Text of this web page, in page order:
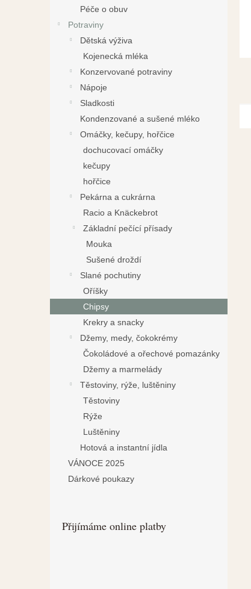
Péče o obuv
Potraviny
Dětská výživa
Kojenecká mléka
Konzervované potraviny
Nápoje
Sladkosti
Kondenzované a sušené mléko
Omáčky, kečupy, hořčice
dochucovací omáčky
kečupy
hořčice
Pekárna a cukrárna
Racio a Knäckebrot
Základní pečící přísady
Mouka
Sušené droždí
Slané pochutiny
Oříšky
Chipsy
Krekry a snacky
Džemy, medy, čokokrémy
Čokoládové a ořechové pomazánky
Džemy a marmelády
Těstoviny, rýže, luštěniny
Těstoviny
Rýže
Luštěniny
Hotová a instantní jídla
VÁNOCE 2025
Dárkové poukazy
Přijímáme online platby